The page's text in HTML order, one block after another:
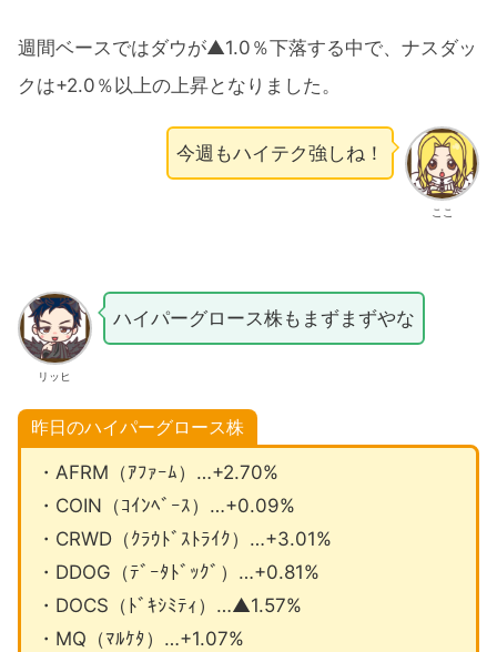
週間ベースではダウが▲1.0％下落する中で、ナスダッ
クは+2.0％以上の上昇となりました。
ここ
今週もハイテク強しね！
リッヒ
ハイパーグロース株もまずまずやな
昨日のハイパーグロース株
・AFRM（ｱﾌｧｰﾑ）…+2.70%
・COIN（ｺｲﾝﾍﾞｰｽ）…+0.09%
・CRWD（ｸﾗｳﾄﾞｽﾄﾗｲｸ）…+3.01%
・DDOG（ﾃﾞｰﾀﾄﾞｯｸﾞ）…+0.81%
・DOCS（ﾄﾞｷｼﾐﾃｨ）…▲1.57%
・MQ（ﾏﾙｹﾀ）…+1.07%